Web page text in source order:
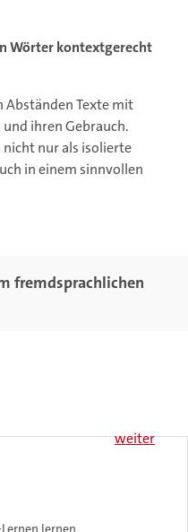
Wörter kontextgerecht
Abständen Texte mit
ihren Gebrauch.
nicht nur als isolierte
in einem sinnvollen
fremdsprachlichen
weiter
lernen